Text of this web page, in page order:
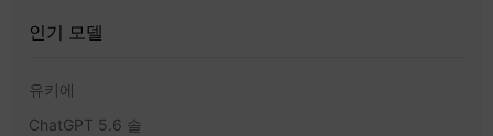
인기 모델
유키에
ChatGPT 5.6 솔